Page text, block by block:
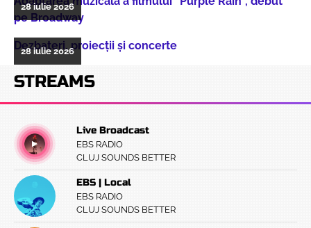
pe Broadway
28 iulie 2026
Dezbateri, proiecţii şi concerte
28 iulie 2026
STREAMS
Live Broadcast
EBS RADIO
CLUJ SOUNDS BETTER
EBS | Local
EBS RADIO
CLUJ SOUNDS BETTER